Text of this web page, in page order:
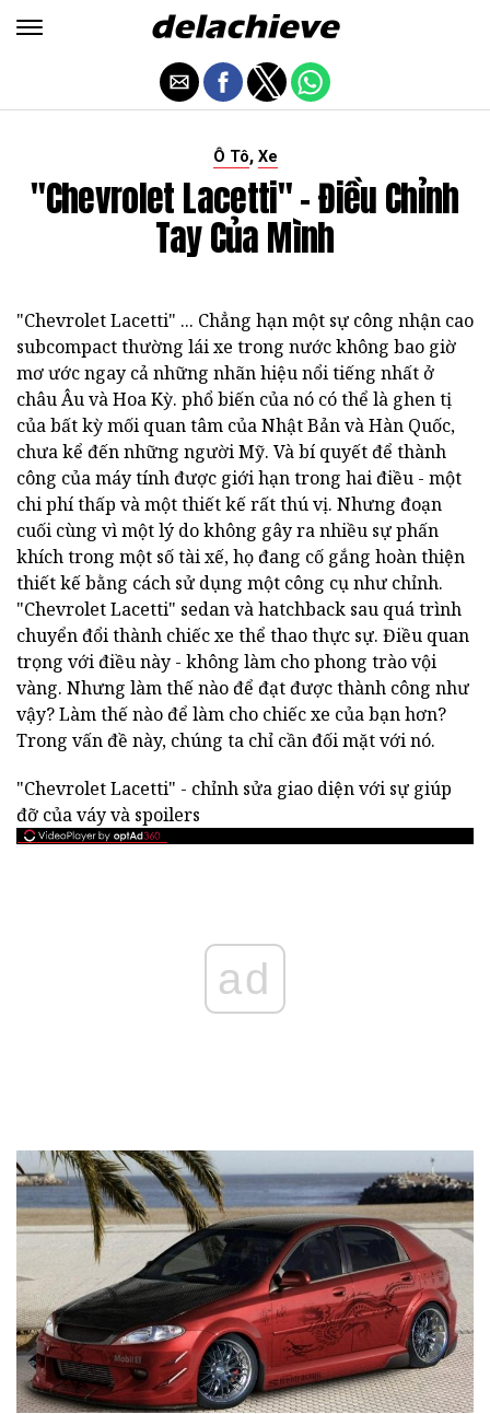
Ô Tô, Xe
"Chevrolet Lacetti" - Điều Chỉnh
Tay Của Mình
"Chevrolet Lacetti" ... Chẳng hạn một sự công nhận cao
subcompact thường lái xe trong nước không bao giờ
mơ ước ngay cả những nhãn hiệu nổi tiếng nhất ở
châu Âu và Hoa Kỳ. phổ biến của nó có thể là ghen tị
của bất kỳ mối quan tâm của Nhật Bản và Hàn Quốc,
chưa kể đến những người Mỹ. Và bí quyết để thành
công của máy tính được giới hạn trong hai điều - một
chi phí thấp và một thiết kế rất thú vị. Nhưng đoạn
cuối cùng vì một lý do không gây ra nhiều sự phấn
khích trong một số tài xế, họ đang cố gắng hoàn thiện
thiết kế bằng cách sử dụng một công cụ như chỉnh.
"Chevrolet Lacetti" sedan và hatchback sau quá trình
chuyển đổi thành chiếc xe thể thao thực sự. Điều quan
trọng với điều này - không làm cho phong trào vội
vàng. Nhưng làm thế nào để đạt được thành công như
vậy? Làm thế nào để làm cho chiếc xe của bạn hơn?
Trong vấn đề này, chúng ta chỉ cần đối mặt với nó.
"Chevrolet Lacetti" - chỉnh sửa giao diện với sự giúp
đỡ của váy và spoilers
ad